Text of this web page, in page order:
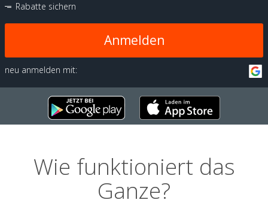
Rabatte sichern
Anmelden
neu anmelden mit:
Wie funktioniert das
Ganze?